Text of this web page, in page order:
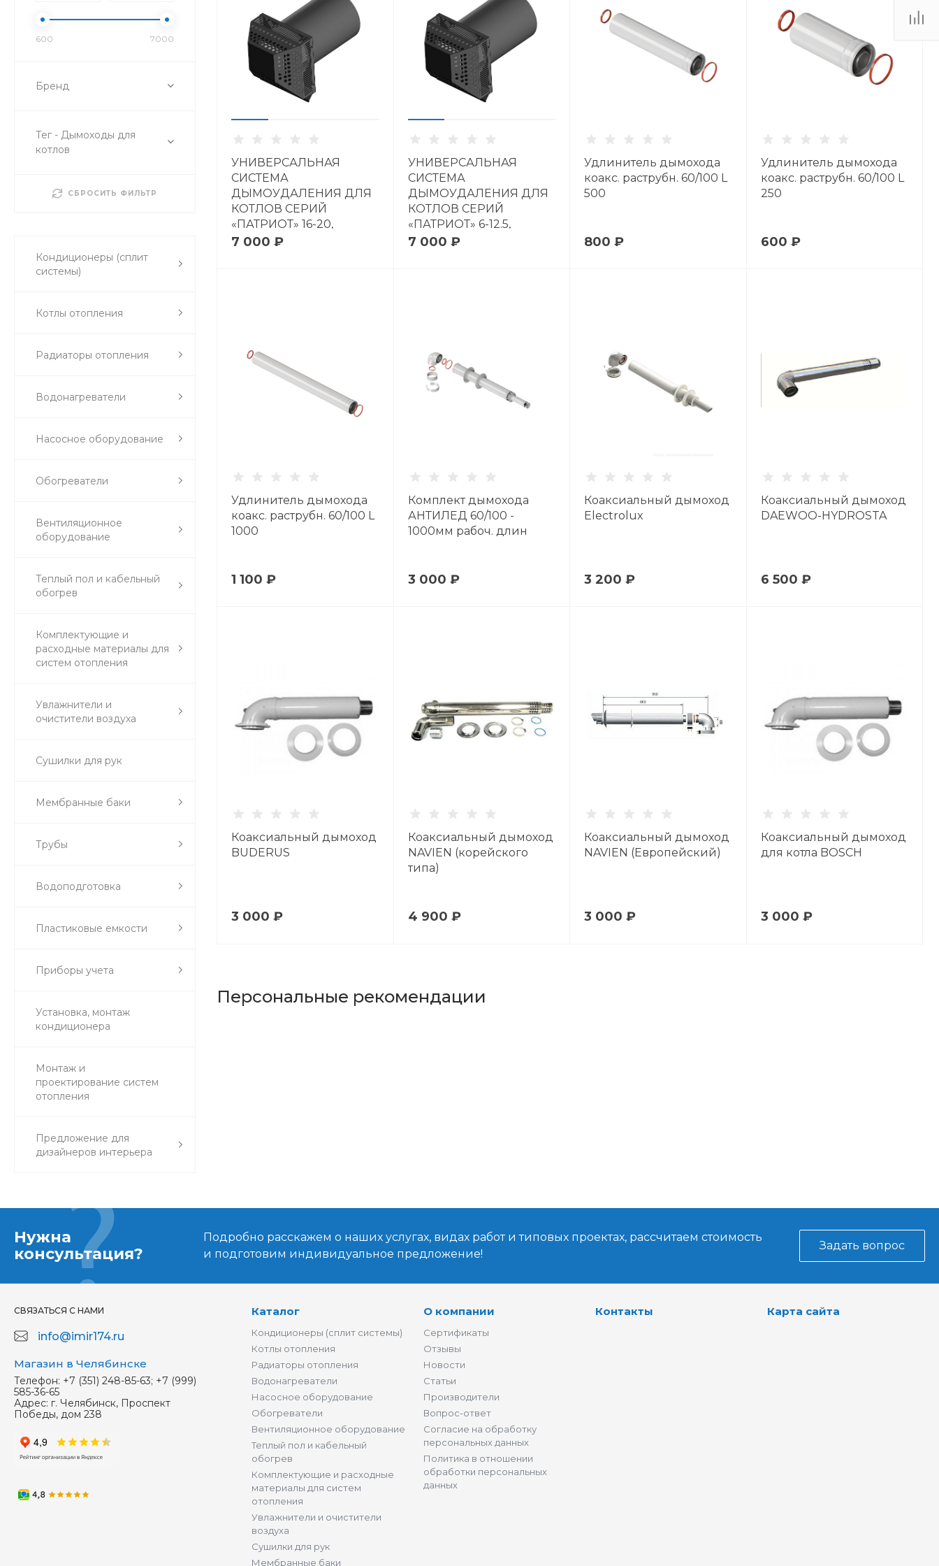
600 7000
Бренд
Тег - Дымоходы для
котлов
СБРОСИТЬ ФИЛЬТР
Кондиционеры (сплит
системы)
Котлы отопления
Радиаторы отопления
Водонагреватели
Насосное оборудование
Обогреватели
Вентиляционное
оборудование
Теплый пол и кабельный
обогрев
Комплектующие и
расходные материалы для
систем отопления
Увлажнители и
очистители воздуха
Сушилки для рук
Мембранные баки
Трубы
Водоподготовка
Пластиковые емкости
Приборы учета
Установка, монтаж
кондиционера
Монтаж и
проектирование систем
отопления
Предложение для
дизайнеров интерьера
УНИВЕРСАЛЬНАЯ
СИСТЕМА
ДЫМОУДАЛЕНИЯ ДЛЯ
КОТЛОВ СЕРИЙ
«ПАТРИОТ» 16-20,
DIRECT 16-20
7 000 ₽
УНИВЕРСАЛЬНАЯ
СИСТЕМА
ДЫМОУДАЛЕНИЯ ДЛЯ
КОТЛОВ СЕРИЙ
«ПАТРИОТ» 6-12.5,
DIRECT 10-12
7 000 ₽
Удлинитель дымохода
коакс. раструбн. 60/100 L
500
800 ₽
Удлинитель дымохода
коакс. раструбн. 60/100 L
250
600 ₽
Удлинитель дымохода
коакс. раструбн. 60/100 L
1000
1 100 ₽
Комплект дымохода
АНТИЛЕД 60/100 -
1000мм рабоч. длин
3 000 ₽
Коаксиальный дымоход
Electrolux
3 200 ₽
Коаксиальный дымоход
DAEWOO-HYDROSTA
6 500 ₽
Коаксиальный дымоход
BUDERUS
3 000 ₽
Коаксиальный дымоход
NAVIEN (корейского
типа)
4 900 ₽
Коаксиальный дымоход
NAVIEN (Европейский)
3 000 ₽
Коаксиальный дымоход
для котла BOSCH
3 000 ₽
Персональные рекомендации
Нужна
консультация?
Подробно расскажем о наших услугах, видах работ и типовых проектах, рассчитаем стоимость
и подготовим индивидуальное предложение!
Задать вопрос
СВЯЗАТЬСЯ С НАМИ
info@imir174.ru
Магазин в Челябинске
Телефон: +7 (351) 248-85-63; +7 (999)
585-36-65
Адрес: г. Челябинск, Проспект
Победы, дом 238
Каталог
Кондиционеры (сплит системы)
Котлы отопления
Радиаторы отопления
Водонагреватели
Насосное оборудование
Обогреватели
Вентиляционное оборудование
Теплый пол и кабельный
обогрев
Комплектующие и расходные
материалы для систем
отопления
Увлажнители и очистители
воздуха
Сушилки для рук
Мембранные баки
О компании
Сертификаты
Отзывы
Новости
Статьи
Производители
Вопрос-ответ
Согласие на обработку
персональных данных
Политика в отношении
обработки персональных
данных
Контакты Карта сайта